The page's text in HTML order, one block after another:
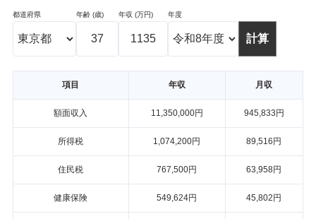
都道府県 年齢 (歳) 年収 (万円) 年度
項目 年収 月収
額面収入 11,350,000円 945,833円
所得税 1,074,200円 89,516円
住民税 767,500円 63,958円
健康保険 549,624円 45,802円